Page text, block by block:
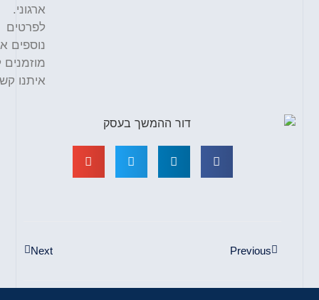
ארגוני.
לפרטים
נוספים אתם
מוזמנים לצור
איתנו קשר.
Previous